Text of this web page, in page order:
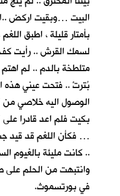
البيت …وبقيت اركض
بأمتار قليلة ، اطبق
لسمك القرش .. رأيت
متلطخة بالدم .. لم
بُترتْ .. فتحت عيني هذه
الوصول اليه خلاصي من
بكيت فلم اعد قادرا
… فكأن اللغم قد قيد
.. كانت مليئة بالغيوم
وانتبهت من الحلم على
في بورتسموث.